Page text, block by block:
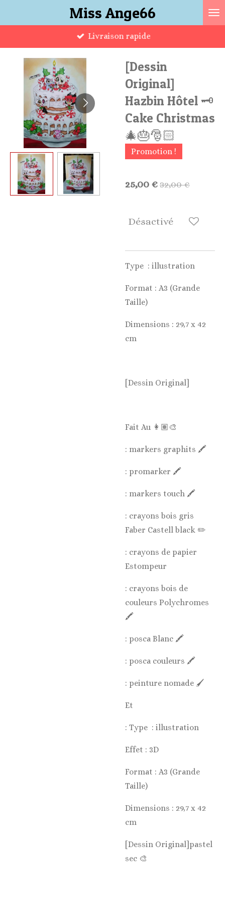
au
Miss Ange66
Livraison rapide
[Dessin
Original]
Hazbin Hôtel 🗝
Cake Christmas
🎄🎂🎅🏻
Promotion !
25,00 € 32,00 €
Désactivé
Type : illustration
Format : A3 (Grande
Taille)
Dimensions : 29,7 x 42
cm
[Dessin Original]
Fait Au 👩🏽‍🎨
: markers graphits 🖍️
: promarker 🖍️
: markers touch 🖍️
: crayons bois gris
Faber Castell black ✏️
: crayons de papier
Estompeur
: crayons bois de
couleurs Polychromes
🖍️
: posca Blanc 🖍️
: posca couleurs 🖍️
: peinture nomade 🖌️
Et
: Type : illustration
Effet : 3D
Format : A3 (Grande
Taille)
Dimensions : 29,7 x 42
cm
[Dessin Original]pastel
sec 🎨